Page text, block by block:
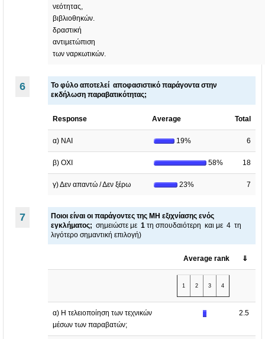
νεότητας,
βιβλιοθηκών.
δραστική
αντιμετώπιση
των ναρκωτικών.
6 Το φύλο αποτελεί αποφασιστικό παράγοντα στην
εκδήλωση παραβατικότητας;
Response Average Total
α) ΝΑΙ 19% 6
β) ΟΧΙ 58% 18
γ) Δεν απαντώ / Δεν ξέρω 23% 7
7
Ποιοι είναι οι παράγοντες της ΜΗ εξιχνίασης ενός
εγκλήματος; σημειώστε με 1 τη σπουδαιότερη και με 4 τη
λιγότερο σημαντική επιλογή)
Average rank ⇓
1 2 3 4
α) Η τελειοποίηση των τεχνικών
μέσων των παραβατών;
2.5